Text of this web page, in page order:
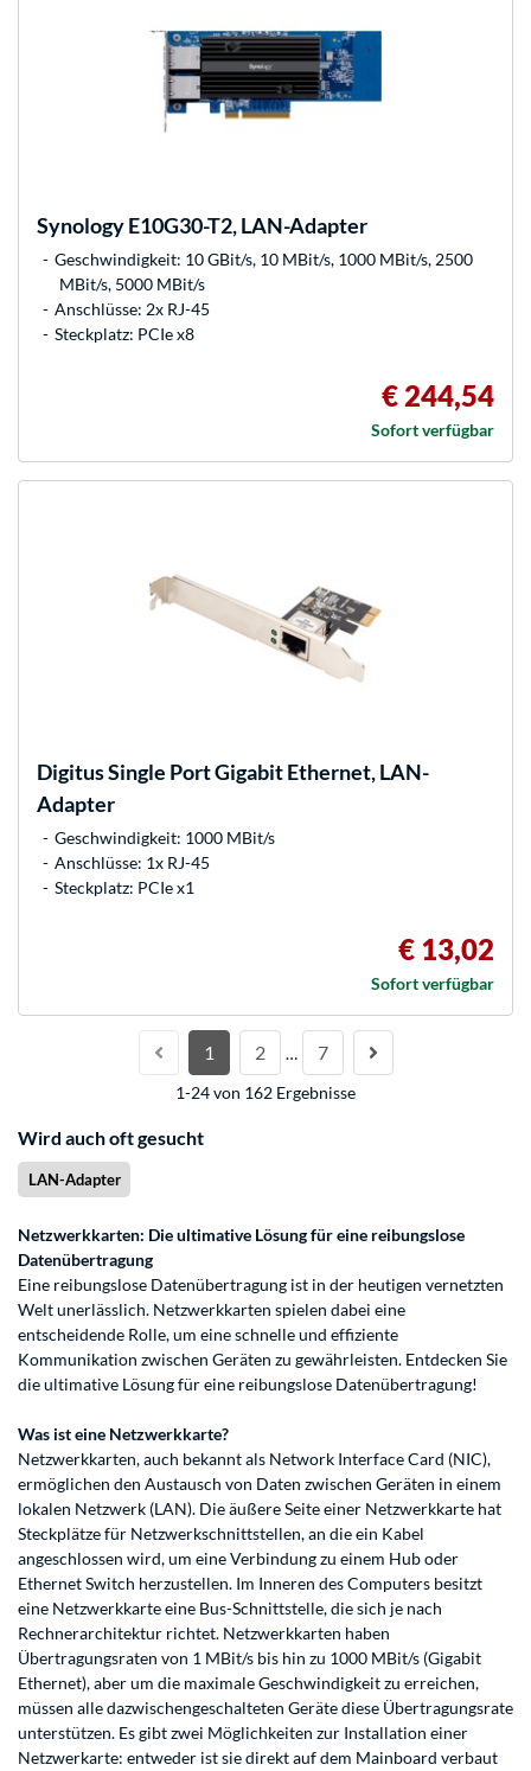
SynologyE10G30-T2, LAN-Adapter
Geschwindigkeit: 10 GBit/s, 10 MBit/s, 1000 MBit/s, 2500
MBit/s, 5000 MBit/s
Anschlüsse: 2x RJ-45
Steckplatz: PCIe x8
€ 244,54
Sofort verfügbar
DigitusSingle Port Gigabit Ethernet, LAN-
Adapter
Geschwindigkeit: 1000 MBit/s
Anschlüsse: 1x RJ-45
Steckplatz: PCIe x1
€ 13,02
Sofort verfügbar
1 2 … 7
1-24 von 162 Ergebnisse
Wird auch oft gesucht
LAN-Adapter
Netzwerkkarten: Die ultimative Lösung für eine reibungslose
Datenübertragung
Eine reibungslose Datenübertragung ist in der heutigen vernetzten
Welt unerlässlich. Netzwerkkarten spielen dabei eine
entscheidende Rolle, um eine schnelle und effiziente
Kommunikation zwischen Geräten zu gewährleisten. Entdecken Sie
die ultimative Lösung für eine reibungslose Datenübertragung!
Was ist eine Netzwerkkarte?
Netzwerkkarten, auch bekannt als Network Interface Card (NIC),
ermöglichen den Austausch von Daten zwischen Geräten in einem
lokalen Netzwerk (LAN). Die äußere Seite einer Netzwerkkarte hat
Steckplätze für Netzwerkschnittstellen, an die ein Kabel
angeschlossen wird, um eine Verbindung zu einem Hub oder
Ethernet Switch herzustellen. Im Inneren des Computers besitzt
eine Netzwerkkarte eine Bus-Schnittstelle, die sich je nach
Rechnerarchitektur richtet. Netzwerkkarten haben
Übertragungsraten von 1 MBit/s bis hin zu 1000 MBit/s (Gigabit
Ethernet), aber um die maximale Geschwindigkeit zu erreichen,
müssen alle dazwischengeschalteten Geräte diese Übertragungsrate
unterstützen. Es gibt zwei Möglichkeiten zur Installation einer
Netzwerkarte: entweder ist sie direkt auf dem Mainboard verbaut